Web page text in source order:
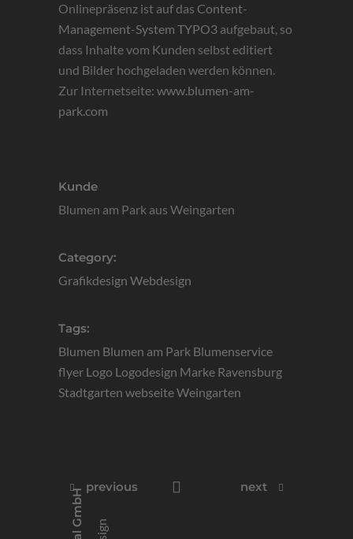
Onlinepräsenz ist auf das Content-
Management-System TYPO3 aufgebaut, so
dass Inhalte vom Kunden selbst editiert
und Bilder hochgeladen werden können.
Zur Internetseite: www.blumen-am-
park.com
Kunde
Blumen am Park aus Weingarten
Category:
Grafikdesign Webdesign
Tags:
Blumen Blumen am Park Blumenservice
flyer Logo Logodesign Marke Ravensburg
Stadtgarten webseiteWeingarten
previous next